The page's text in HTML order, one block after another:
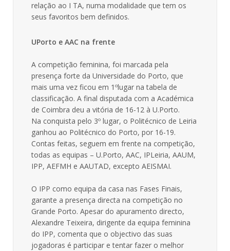
relação ao I TA, numa modalidade que tem os
seus favoritos bem definidos.
UPorto e AAC na frente
A competição feminina, foi marcada pela
presença forte da Universidade do Porto, que
mais uma vez ficou em 1ºlugar na tabela de
classificação. A final disputada com a Académica
de Coimbra deu a vitória de 16-12 à U.Porto.
Na conquista pelo 3º lugar, o Politécnico de Leiria
ganhou ao Politécnico do Porto, por 16-19.
Contas feitas, seguem em frente na competição,
todas as equipas – U.Porto, AAC, IPLeiria, AAUM,
IPP, AEFMH e AAUTAD, excepto AEISMAI.
O IPP como equipa da casa nas Fases Finais,
garante a presença directa na competição no
Grande Porto. Apesar do apuramento directo,
Alexandre Teixeira, dirigente da equipa feminina
do IPP, comenta que o objectivo das suas
jogadoras é participar e tentar fazer o melhor